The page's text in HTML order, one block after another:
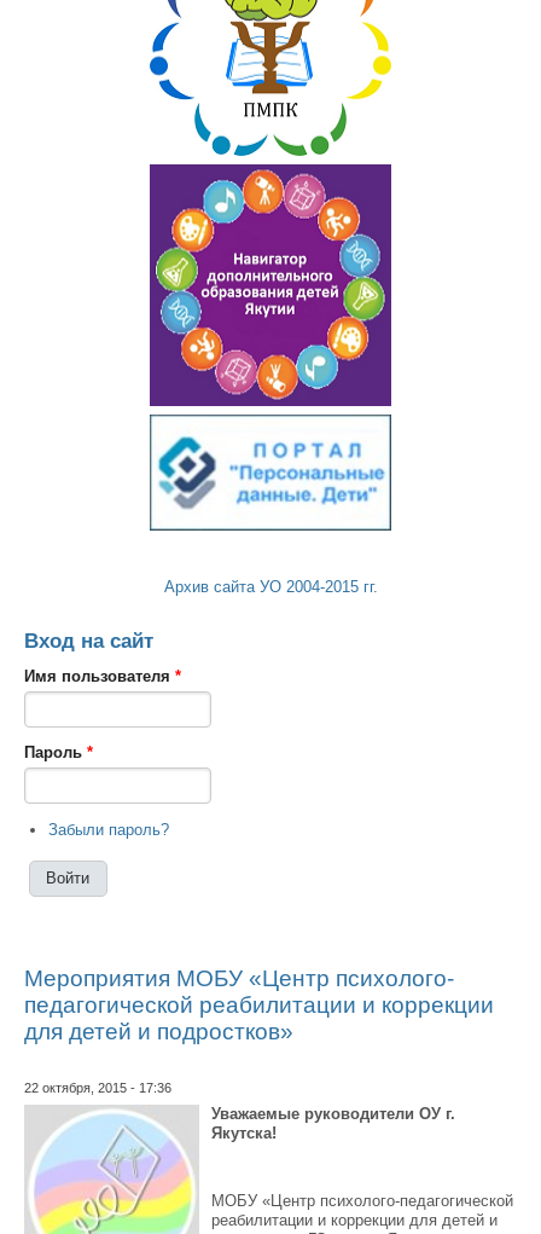
Архив сайта УО 2004-2015 гг.
Вход на сайт
Имя пользователя *
Пароль *
Забыли пароль?
Мероприятия МОБУ «Центр психолого-
педагогической реабилитации и коррекции
для детей и подростков»
22 октября, 2015 - 17:36
Уважаемые руководители ОУ г.
Якутска!
МОБУ «Центр психолого-педагогической
реабилитации и коррекции для детей и